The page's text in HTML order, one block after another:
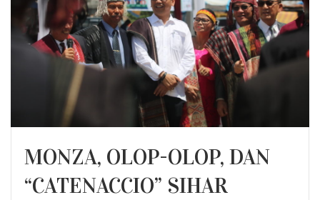
MONZA, OLOP-OLOP, DAN
“CATENACCIO” SIHAR